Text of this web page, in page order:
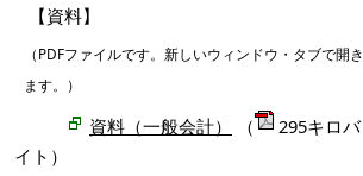
【資料】
（PDFファイルです。新しいウィンドウ・タブで開き
ます。）
資料（一般会計） （
295キロバ
イト）